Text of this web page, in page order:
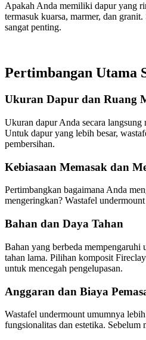
Apakah Anda memiliki dapur yang
termasuk kuarsa, marmer, dan
sangat penting.
Pertimbangan Utama
Ukuran Dapur dan Ruang
Ukuran dapur Anda secara
Untuk dapur yang lebih besar,
pembersihan.
Kebiasaan Memasak dan
Pertimbangkan bagaimana Anda
mengeringkan? Wastafel
Bahan dan Daya Tahan
Bahan yang berbeda mempengaruhi
tahan lama. Pilihan komposit
untuk mencegah pengelupasan.
Anggaran dan Biaya
Wastafel undermount umumnya
fungsionalitas dan estetika.